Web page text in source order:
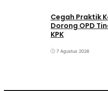
Cegah Praktik
Dorong OPD
KPK
7 Agustus 2026